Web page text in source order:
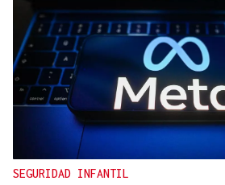
SEGURIDAD INFANTIL